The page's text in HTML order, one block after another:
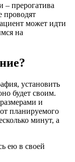
– прерогатива
проводят
может идти
на
установить
будет своим.
и
планируемого
минут, а
ею в своей